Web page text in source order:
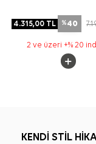
4.315,00 TL %40
2 ve üzeri +% 20
KENDİ STİL